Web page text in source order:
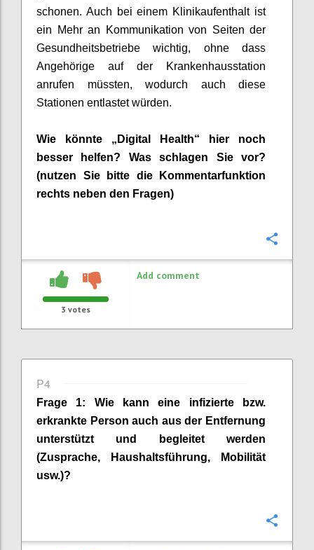
schonen. Auch bei einem Klinikaufenthalt ist
ein Mehr an Kommunikation von Seiten der
Gesundheitsbetriebe wichtig, ohnedass
Angehörige
auf der Krankenhausstation
anrufen müssten, wodurch auch diese
Stationen entlastet würden.
Wie könnte „Digital Health“
hier noch
besser helfen? Was schlagen Sie vor?
(nutzen Sie bitte die Kommentarfunktion
rechts neben den Fragen)
3 votes
Add comment
P4
Frage 1: Wie kann eine infizierte bzw.
erkrankte Person auch aus der Entfernung
unterstützt und begleitet werden
(Zusprache, Haushaltsführung, Mobilität
usw.)?